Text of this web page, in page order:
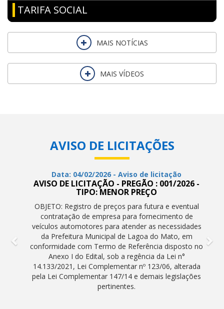
TARIFA SOCIAL
MAIS NOTÍCIAS
MAIS VÍDEOS
AVISO DE LICITAÇÕES
Data: 04/02/2026 - Aviso de licitação
AVISO DE LICITAÇÃO - PREGÃO : 001/2026 -
TIPO: MENOR PREÇO
OBJETO: Registro de preços para futura e eventual
contratação de empresa para fornecimento de
veículos automotores para atender as necessidades
da Prefeitura Municipal de Lagoa do Mato, em
conformidade com Termo de Referência disposto no
Anexo I do Edital, sob a regência da Lei n°
14.133/2021, Lei Complementar nº 123/06, alterada
pela Lei Complementar 147/14 e demais legislações
pertinentes.